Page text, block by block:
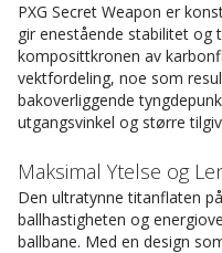
PXG Secret Weapon er
gir enestående stabilitet og
komposittkronen av
vektfordeling, noe som
bakoverliggende
utgangsvinkel og større
Maksimal Ytelse og
Den ultratynne titanflaten
ballhastigheten og
ballbane. Med en design